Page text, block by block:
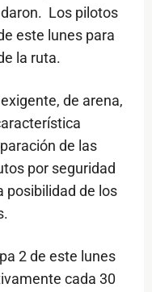
Los pilotos
este lunes para
la ruta.
de arena,
de las
por seguridad
posibilidad de los
2 de este lunes
cada 30